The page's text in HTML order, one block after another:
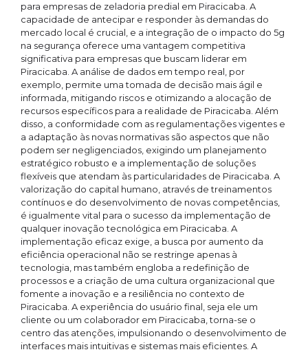
para empresas de zeladoria predial em Piracicaba. A
capacidade de antecipar e responder às demandas do
mercado local é crucial, e a integração de o impacto do 5g
na segurança oferece uma vantagem competitiva
significativa para empresas que buscam liderar em
Piracicaba. A análise de dados em tempo real, por
exemplo, permite uma tomada de decisão mais ágil e
informada, mitigando riscos e otimizando a alocação de
recursos específicos para a realidade de Piracicaba. Além
disso, a conformidade com as regulamentações vigentes e
a adaptação às novas normativas são aspectos que não
podem ser negligenciados, exigindo um planejamento
estratégico robusto e a implementação de soluções
flexíveis que atendam às particularidades de Piracicaba. A
valorização do capital humano, através de treinamentos
contínuos e do desenvolvimento de novas competências,
é igualmente vital para o sucesso da implementação de
qualquer inovação tecnológica em Piracicaba. A
implementação eficaz exige, a busca por aumento da
eficiência operacional não se restringe apenas à
tecnologia, mas também engloba a redefinição de
processos e a criação de uma cultura organizacional que
fomente a inovação e a resiliência no contexto de
Piracicaba. A experiência do usuário final, seja ele um
cliente ou um colaborador em Piracicaba, torna-se o
centro das atenções, impulsionando o desenvolvimento de
interfaces mais intuitivas e sistemas mais eficientes. A